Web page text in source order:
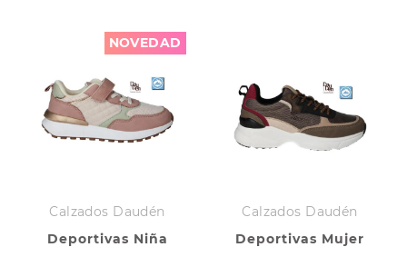
Calzados Daudén
Deportivas Niña
NOVEDAD
Calzados Daudén
Deportivas Mujer